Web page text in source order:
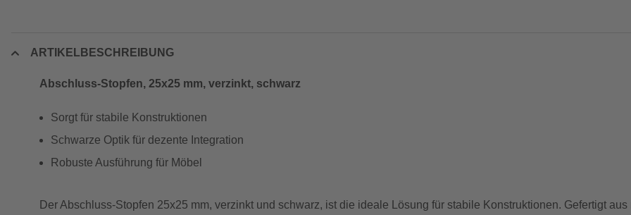
ARTIKELBESCHREIBUNG
Abschluss-Stopfen, 25x25 mm, verzinkt, schwarz
Sorgt für stabile Konstruktionen
Schwarze Optik für dezente Integration
Robuste Ausführung für Möbel
Der Abschluss-Stopfen 25x25 mm, verzinkt und schwarz, ist die ideale Lösung für stabile Konstruktionen. Gefertigt